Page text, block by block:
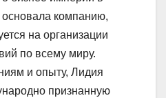
компанию,
на организации
по всему миру.
и опыту, Лидия
признанную